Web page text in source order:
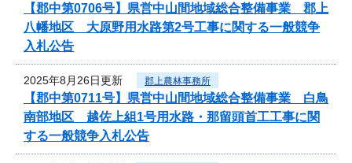
【郡中第0706号】県営中山間地域総合整備事業 郡上
八幡地区 大原野用水路第2号工事に関する一般競争
入札公告
2025年8月26日更新 郡上農林事務所
【郡中第0711号】県営中山間地域総合整備事業 白鳥
南部地区 越佐上組1号用水路・那留頭首工工事に関
する一般競争入札公告